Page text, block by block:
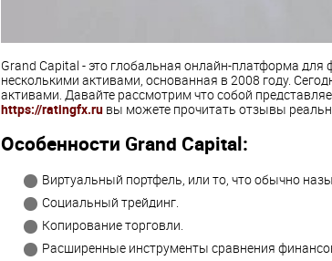
Grand Capital - это глобальная онлайн-платформа для
несколькими активами, основанная в 2008 году.
активами. Давайте рассмотрим что собой
https://ratingfx.ruвы можете прочитать отзывы
Особенности Grand Capital:
Виртуальный портфель, или то, что обычно
Социальный трейдинг.
Копирование торговли.
Расширенные инструменты сравнения